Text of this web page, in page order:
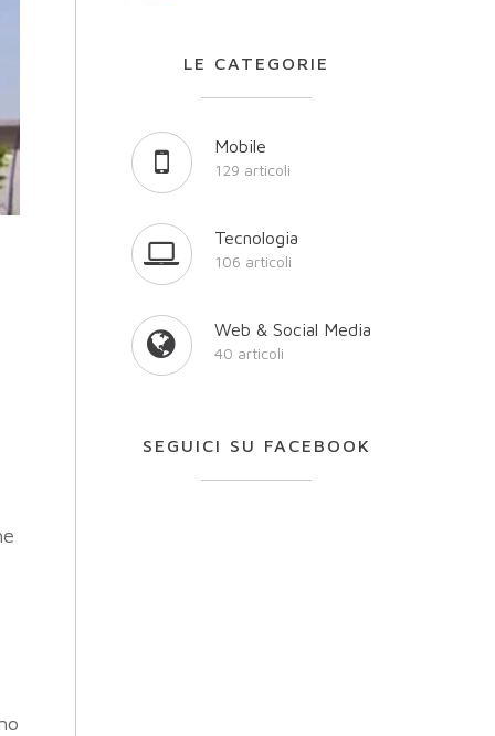
LE CATEGORIE
Mobile
129 articoli
Tecnologia
106 articoli
Web & Social Media
40 articoli
SEGUICI SU FACEBOOK